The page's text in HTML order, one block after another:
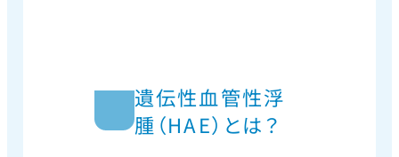
遺伝性血管性浮
腫（HAE）とは？